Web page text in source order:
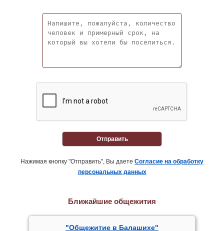
Отправить
Нажимая кнопку "Отправить", Вы даете Согласие на обработку
персональных данных
Ближайшие общежития
"Общежитие в Балашихе"